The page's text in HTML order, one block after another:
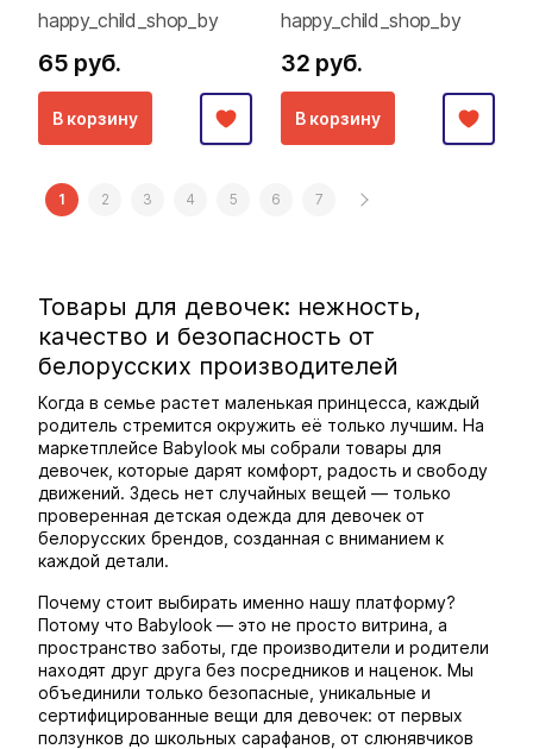
happy_child_shop_by
65 руб.
В корзину
happy_child_shop_by
32 руб.
В корзину
1 2 3 4 5 6 7
Товары для девочек: нежность,
качество и безопасность от
белорусских производителей
Когда в семье растет маленькая принцесса, каждый
родитель стремится окружить её только лучшим. На
маркетплейсе Babylook мы собрали товары для
девочек, которые дарят комфорт, радость и свободу
движений. Здесь нет случайных вещей — только
проверенная детская одежда для девочек от
белорусских брендов, созданная с вниманием к
каждой детали.
Почему стоит выбирать именно нашу платформу?
Потому что Babylook — это не просто витрина, а
пространство заботы, где производители и родители
находят друг друга без посредников и наценок. Мы
объединили только безопасные, уникальные и
сертифицированные вещи для девочек: от первых
ползунков до школьных сарафанов, от слюнявчиков